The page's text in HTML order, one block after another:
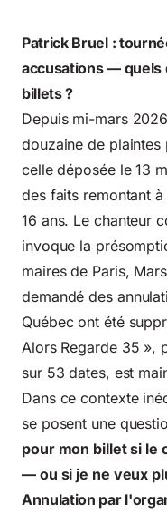
Patrick Bruel :
accusations — quels
billets ?
Depuis mi-mars
douzaine de plaintes
celle déposée le 13
des faits remontant
16 ans. Le chanteur
invoque la
maires de Paris,
demandé des
Québec ont été
Alors Regarde 35 »,
sur 53 dates, est
Dans ce contexte
se posent une
pour mon billet si le
— ou si je ne veux
Annulation par